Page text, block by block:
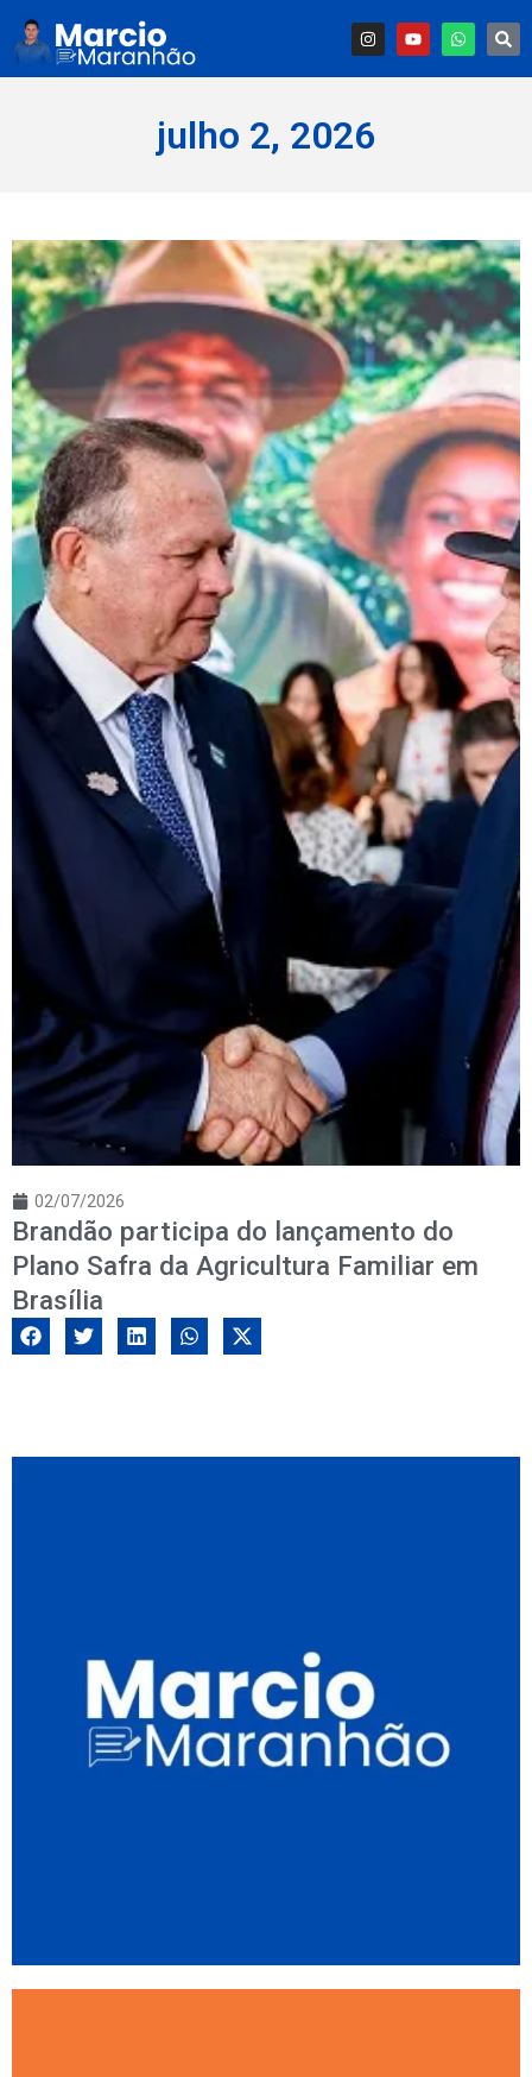
julho 2, 2026
02/07/2026
Brandão participa do lançamento do
Plano Safra da Agricultura Familiar em
Brasília